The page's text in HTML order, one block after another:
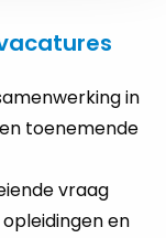
in
toenemende
vraag
en